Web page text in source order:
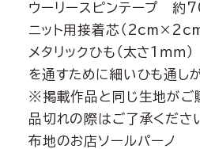
ウーリースピンテープ 約
ニット用接着芯（
メタリックひも（太さ1ｍ
を通すために細いひも通し
※掲載作品と同じ生地がご
品切れの際はご了承くださ
布地のお店ソールパーノ